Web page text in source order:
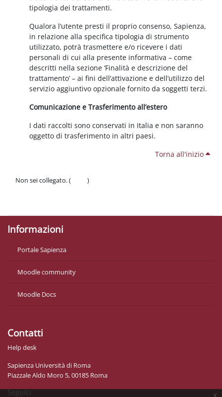
x
tipologia dei trattamenti.
Qualora l’utente presti il proprio consenso, Sapienza,
in relazione alla specifica tipologia di strumento
utilizzato, potrà trasmettere e/o ricevere i dati
personali di cui alla presente informativa – come
descritti nella sezione ‘Finalità e descrizione del
trattamento’ – ai fini dell’attivazione e dell’utilizzo del
servizio aggiuntivo opzionale fornito da soggetti terzi.
Comunicazione e Trasferimento all’estero
I dati raccolti sono conservati in Italia e non saranno
oggetto di trasferimento in altri paesi.
Torna all'inizio
Non sei collegato. (
)
Informazioni
Portale Sapienza
Moodle community
Moodle Docs
Contatti
Help desk
Sapienza Università di Roma
Piazzale Aldo Moro 5, 00185 Roma
Seguici